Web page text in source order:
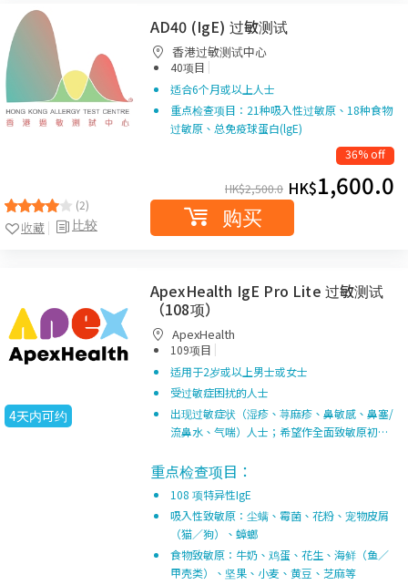
(2)
比较
收藏
AD40 (IgE) 过敏测试
香港过敏测试中心
40项目 |
适合6个月或以上人士
重点检查项目：21种吸入性过敏原、18种食物
过敏原、总免疫球蛋白(lgE)
36% off
HK$2,500.0 HK$1,600.0
购买
4天内可约
ApexHealth IgE Pro Lite 过敏测试
（108项）
ApexHealth
109项目 |
适用于2岁或以上男士或女士
受过敏症困扰的人士
出现过敏症状（湿疹、荨麻疹、鼻敏感、鼻塞/
流鼻水、气喘）人士；希望作全面致敏原初…
重点检查项目：
108 项特异性IgE
吸入性致敏原：尘螨、霉菌、花粉、宠物皮屑
（猫／狗）、蟑螂
食物致敏原：牛奶、鸡蛋、花生、海鲜（鱼／
甲壳类）、坚果、小麦、黄豆、芝麻等